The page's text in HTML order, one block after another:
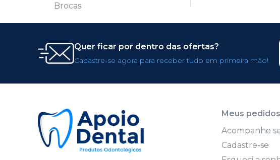
Brocas
Quer ficar por dentro das ofertas?
Cadastre-se agora para receber tudo em primeira mão!
Meus pedidos
Acompanhe
Cadastre-se